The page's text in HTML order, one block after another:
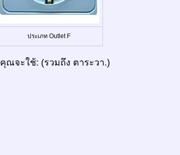
ประเภท Outlet F
คุณจะใช้: (รวมถึง ตาระวา.)